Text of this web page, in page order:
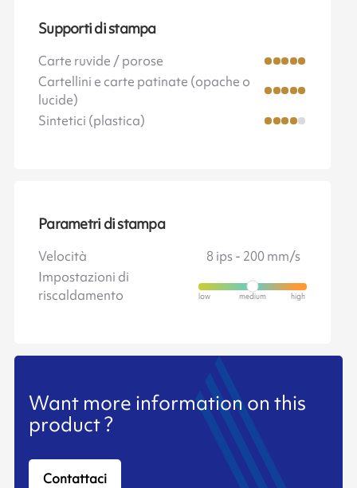
Supporti di stampa
Carte ruvide / porose
Cartellini e carte patinate (opache o
lucide)
Sintetici (plastica)
Parametri di stampa
Velocità
8 ips - 200 mm/s
Impostazioni di
riscaldamento
Want more information on this
product ?
Contattaci